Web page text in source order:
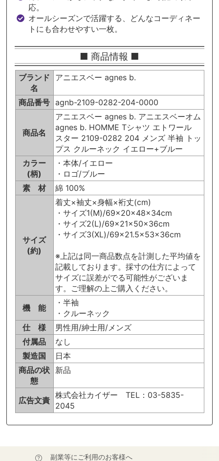
応。
オールシーズンで活躍する、どんなコーディネー
トにも合わせやすい一枚。
■ 商品情報 ■
ブランド
名
アニエスベー agnes b.
商品番号 agnb-2109-0282-204-0000
商品名
アニエスベー agnes b. アニエスベーオム
agnes b. HOMME Tシャツ エトワール
スター 2109-0282 204 メンズ 半袖 トッ
プス クルーネック イエロー+ブルー
カラー
(柄)
・本体/イエロー
・ロゴ/ブルー
素 材
綿 100%
サイズ
(約)
着丈×袖丈×身幅×裄丈(cm)
・サイズ1(M)/69×20×48×34cm
・サイズ2(L)/69×21×50×36cm
・サイズ3(XL)/69×21.5×53×36cm
※上記は同一商品数点を計測した平均値を
記載しております。採寸の仕方によって
サイズに誤差がでる可能性がございま
す。ご理解の上ご購入ください。
機 能
・半袖
・クルーネック
仕 様
男性用/紳士用/メンズ
付属品
なし
製造国
日本
商品の状
態
新品
広告文責
株式会社カイザー TEL：03-5835-
2045
副業等にご利用のお客様へ